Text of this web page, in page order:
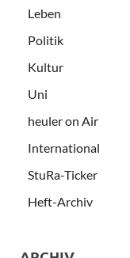
Leben
Politik
Kultur
Uni
heuler on Air
International
StuRa-Ticker
Heft-Archiv